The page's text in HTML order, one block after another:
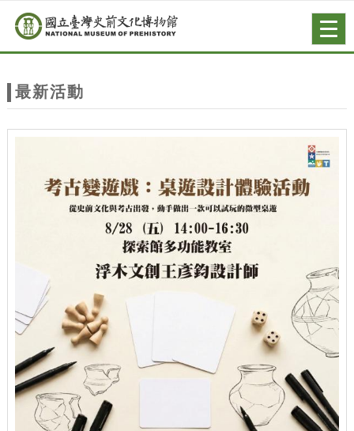
站
主
跳到主要內容
網站導覽
最新活動